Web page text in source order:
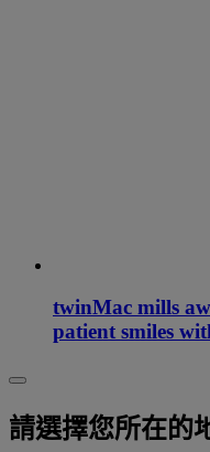
twinMac mills
patient smiles
請選擇您所在的